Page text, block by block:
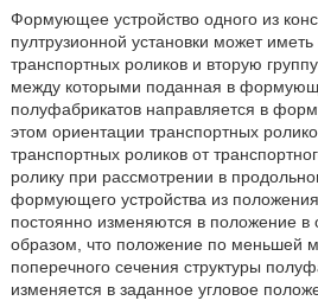
Формующее устройство одного из
пултрузионной установки может
транспортных роликов и вторую
между которыми поданная в
полуфабрикатов направляется в
этом ориентации транспортных
транспортных роликов от
ролику при рассмотрении в
формующего устройства из
постоянно изменяются в положение в
образом, что положение по меньшей
поперечного сечения структуры
изменяется в заданное угловое